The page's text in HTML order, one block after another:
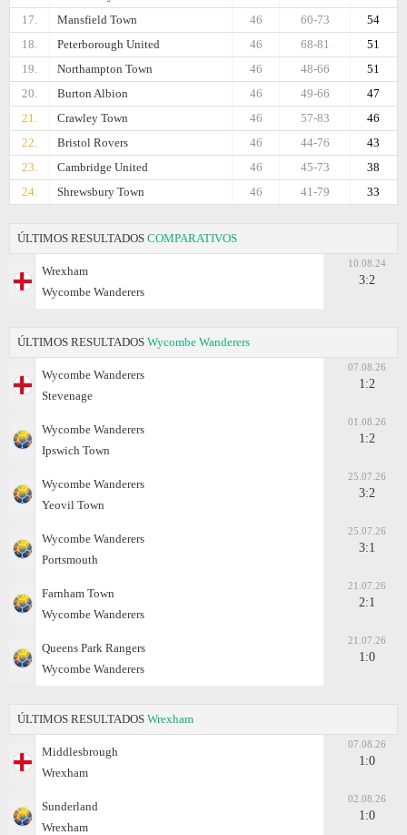
17.
Mansfield Town 54
60-73
46
18.
Peterborough United 51
68-81
46
19.
Northampton Town 51
48-66
46
20.
Burton Albion 47
49-66
46
21.
Crawley Town 46
57-83
46
22.
Bristol Rovers 43
44-76
46
23.
Cambridge United 38
45-73
46
24.
Shrewsbury Town 33
41-79
46
ÚLTIMOS RESULTADOS COMPARATIVOS
Wrexham
Wycombe Wanderers
10.08.24
3:2
ÚLTIMOS RESULTADOS Wycombe Wanderers
Wycombe Wanderers
Stevenage
07.08.26
1:2
Wycombe Wanderers
Ipswich Town
01.08.26
1:2
Wycombe Wanderers
Yeovil Town
25.07.26
3:2
Wycombe Wanderers
Portsmouth
25.07.26
3:1
Farnham Town
Wycombe Wanderers
21.07.26
2:1
Queens Park Rangers
Wycombe Wanderers
21.07.26
1:0
ÚLTIMOS RESULTADOS Wrexham
Middlesbrough
Wrexham
07.08.26
1:0
Sunderland
Wrexham
02.08.26
1:0